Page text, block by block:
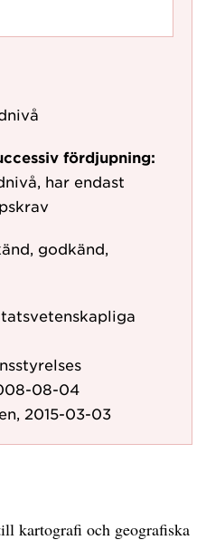
fördjupning:
har endast
godkänd,
08-04
2015-03-03
kartografi och geografiska